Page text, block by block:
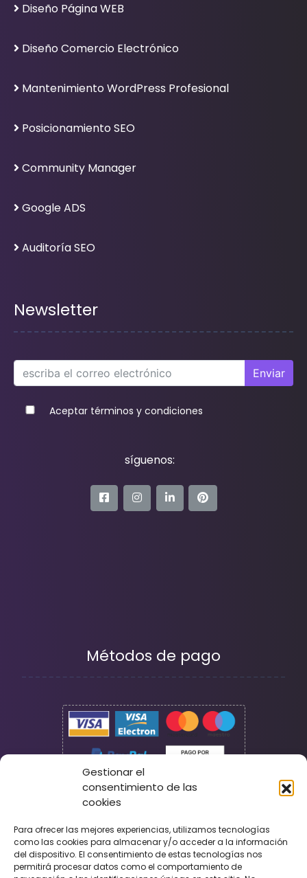
Gestionar el
consentimiento de las
cookies
Para ofrecer las mejores experiencias, utilizamos tecnologías
como las cookies para almacenar y/o acceder a la información
del dispositivo. El consentimiento de estas tecnologías nos
permitirá procesar datos como el comportamiento de
Diseño Página WEB
Diseño Comercio Electrónico
Mantenimiento WordPress Profesional
Posicionamiento SEO
Community Manager
Google ADS
Auditoría SEO
Newsletter
Enviar
Aceptar términos y condiciones
síguenos:
Métodos de pago